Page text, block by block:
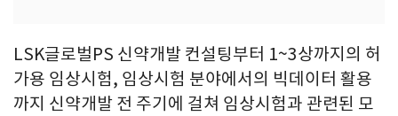
LSK글로벌PS 신약개발 컨설팅부터 1~3상까지의 허
가용 임상시험, 임상시험 분야에서의 빅데이터 활용
까지 신약개발 전 주기에 걸쳐 임상시험과 관련된 모